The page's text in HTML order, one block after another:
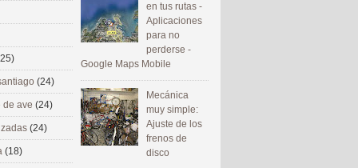
en tus rutas -
Aplicaciones
para no
perderse -
Google Maps Mobile
Mecánica
muy simple:
Ajuste de los
frenos de
disco
(24)
de ave (24)
(24)
(18)